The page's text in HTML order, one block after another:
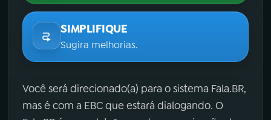
SIMPLIFIQUE
Sugira melhorias.
Você será direcionado(a) para o sistema Fala.BR,
mas é com a EBC que estará dialogando. O